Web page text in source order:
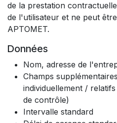
de la prestation
de l'utilisateur et ne peut
APTOMET.
Données
Nom, adresse de
Champs
individuellement /
de contrôle)
Intervalle standard